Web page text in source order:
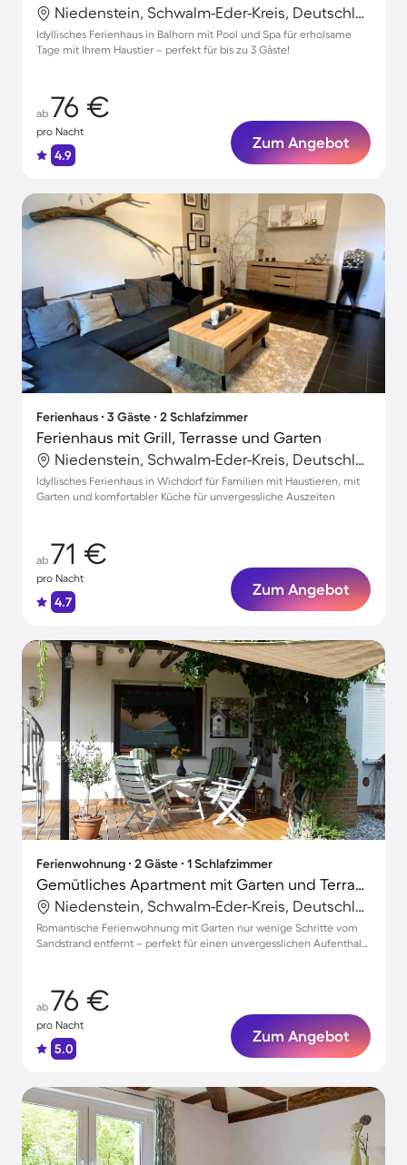
Niedenstein, Schwalm-Eder-Kreis, Deutschland
Idyllisches Ferienhaus in Balhorn mit Pool und Spa für erholsame
Tage mit Ihrem Haustier – perfekt für bis zu 3 Gäste!
ab 76 €
pro Nacht
4.9
Zum Angebot
Ferienhaus ∙ 3 Gäste ∙ 2 Schlafzimmer
Ferienhaus mit Grill, Terrasse und Garten
Niedenstein, Schwalm-Eder-Kreis, Deutschland
Idyllisches Ferienhaus in Wichdorf für Familien mit Haustieren, mit
Garten und komfortabler Küche für unvergessliche Auszeiten
ab 71 €
pro Nacht
4.7
Zum Angebot
Ferienwohnung ∙ 2 Gäste ∙ 1 Schlafzimmer
Gemütliches Apartment mit Garten und Terrasse
Niedenstein, Schwalm-Eder-Kreis, Deutschland
Romantische Ferienwohnung mit Garten nur wenige Schritte vom
Sandstrand entfernt – perfekt für einen unvergesslichen Aufenthalt
ab 76 €
pro Nacht
5.0
Zum Angebot